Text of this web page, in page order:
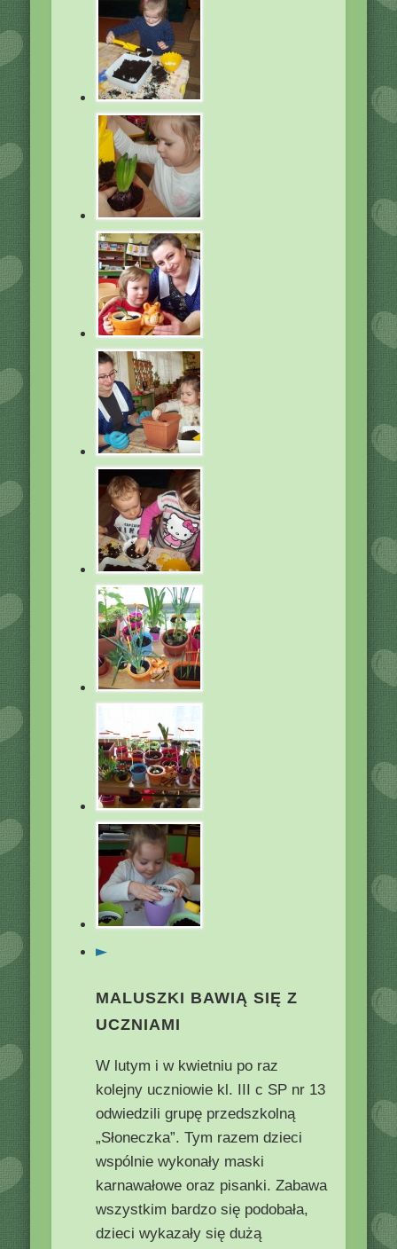
►
MALUSZKI BAWIĄ SIĘ Z
UCZNIAMI
W lutym i w kwietniu po raz
kolejny uczniowie kl. III c SP nr 13
odwiedzili grupę przedszkolną
„Słoneczka”. Tym razem dzieci
wspólnie wykonały maski
karnawałowe oraz pisanki. Zabawa
wszystkim bardzo się podobała,
dzieci wykazały się dużą